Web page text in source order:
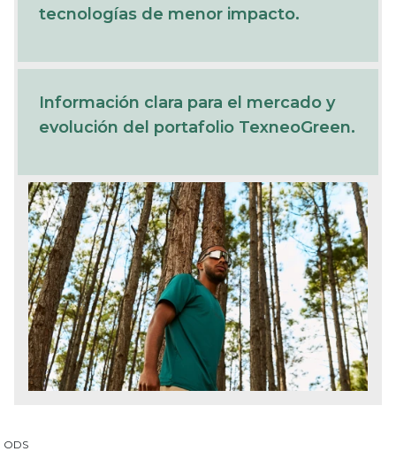
tecnologías de menor impacto.
Información clara para el mercado y
evolución del portafolio TexneoGreen.
ODS